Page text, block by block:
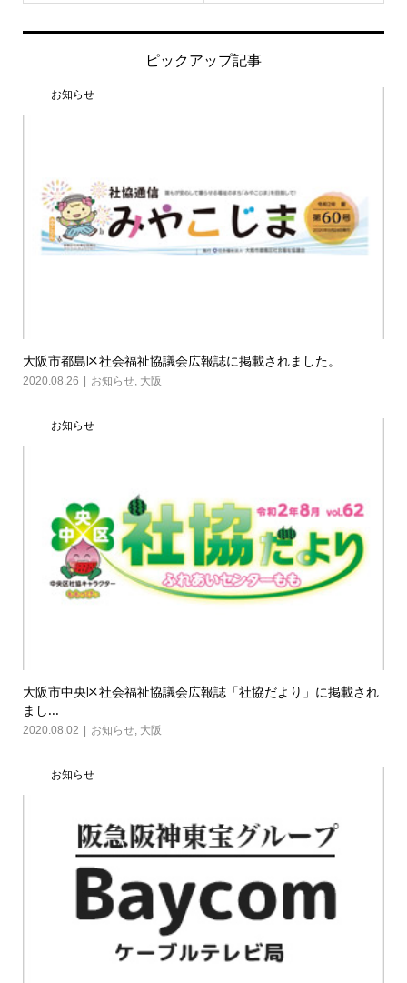
ピックアップ記事
お知らせ
大阪市都島区社会福祉協議会広報誌に掲載されました。
2020.08.26 お知らせ, 大阪
お知らせ
大阪市中央区社会福祉協議会広報誌「社協だより」に掲載され
まし...
2020.08.02 お知らせ, 大阪
お知らせ